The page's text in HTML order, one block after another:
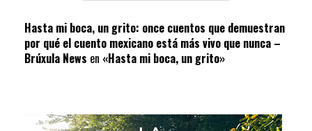
Hasta mi boca, un grito: once cuentos que demuestran
por qué el cuento mexicano está más vivo que nunca –
Brúxula News en «Hasta mi boca, un grito»